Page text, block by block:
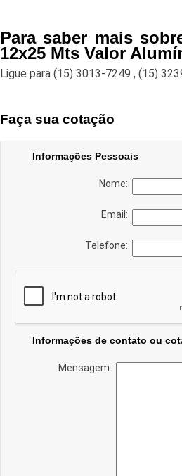
Para saber mais
12x25 Mts Valor
Ligue para (15) 3013-7249 , (15)
Faça sua cotação
Informações Pessoais
Nome:
Email:
Telefone:
Informações de contato ou
Mensagem: